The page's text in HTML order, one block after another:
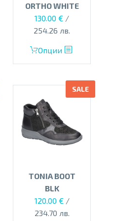
the
product
page
ORTHO WHITE
130.00 € /
254.26 лв.
Опции
This
product
multiple
variants.
The
options
may
be
on
the
product
page
SALE
TONIA BOOT
BLK
Original
price
120.00 €Текущата
цена
/
234.70 лв.